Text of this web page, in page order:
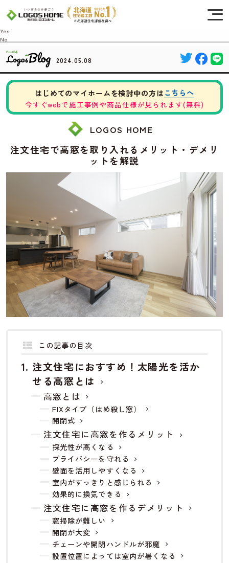
2024.05.08
はじめてのマイホームを検討中の方はこちらへ
今すぐwebで施工事例や商品仕様が見られます(無料)
LOGOS HOME
注文住宅で高窓を取り入れるメリット・デメリ
ットを解説
この記事の目次
注文住宅におすすめ！太陽光を活か
せる高窓とは
高窓とは
FIXタイプ（はめ殺し窓）
開閉式
注文住宅に高窓を作るメリット
採光性が高くなる
プライバシーを守れる
壁面を活用しやすくなる
室内がすっきりと感じられる
効果的に換気できる
注文住宅に高窓を作るデメリット
窓掃除が難しい
開閉が大変
チェーンや開閉ハンドルが邪魔
設置位置によっては室内が暑くなる
Cookie を使用して、お客様の活動を追跡してもよろしいですか? 当社ではお客様の
プライバシーを極めて重視しています。詳細について、およびご質問がある場合
は、当社のプライバシーポリシーをご覧ください。
Yes
No